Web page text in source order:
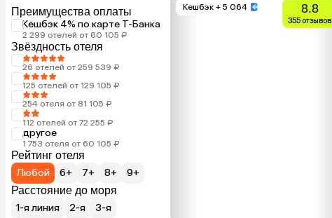
Преимущества оплаты
Кешбэк 4% по карте Т-Банка
2 299 отелей от 60 105 ₽
Звёздность отеля
26 отелей от 259 539 ₽
125 отелей от 129 105 ₽
254 отеля от 81 105 ₽
112 отелей от 72 255 ₽
другое
1 753 отеля от 60 105 ₽
Рейтинг отеля
Любой
6+ 7+ 8+
9+
Расстояние до моря
1-я линия
2-я
3-я
Кешбэк + 5 064 8.8
355 отзывов